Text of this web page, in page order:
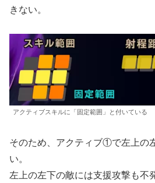
きない。
アクティブスキルに「固定範囲」と付いている
そのため、アクティブ①で左上の
い。
左上の左下の敵には支援攻撃も不発